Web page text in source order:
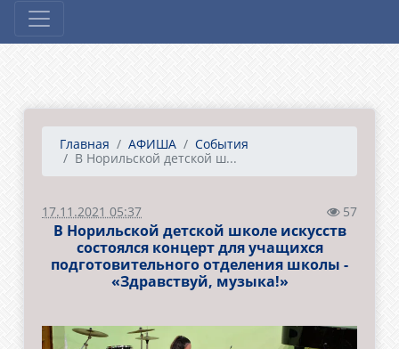
Главная АФИША
События
В Норильской детской ш...
17.11.2021 05:37 57
В Норильской детской школе искусств
состоялся концерт для учащихся
подготовительного отделения школы -
«Здравствуй, музыка!»